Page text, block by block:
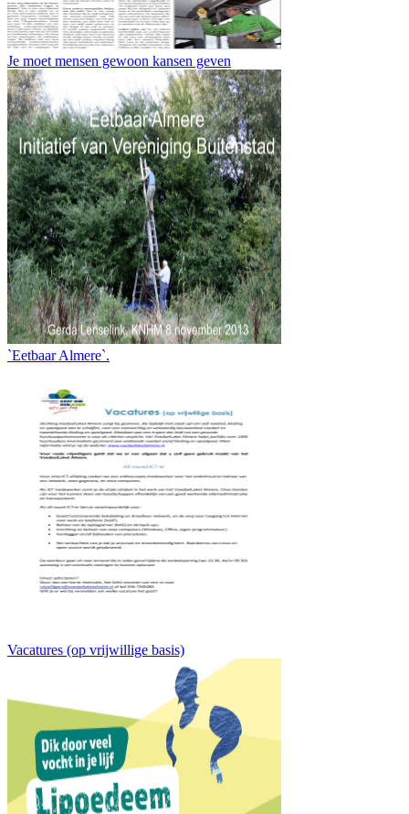
Je moet mensen gewoon kansen geven
`Eetbaar Almere`.
Vacatures (op vrijwillige basis)